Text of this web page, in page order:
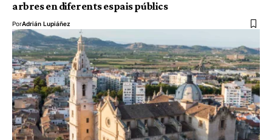
arbres en diferents espais públics
PorAdrián Lupiáñez